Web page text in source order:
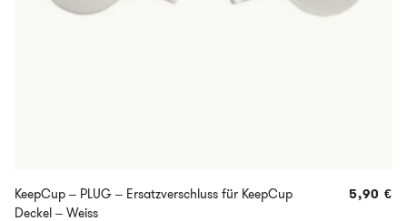
KeepCup – PLUG – Ersatzverschluss für KeepCup
Deckel – Weiss
5,90 €